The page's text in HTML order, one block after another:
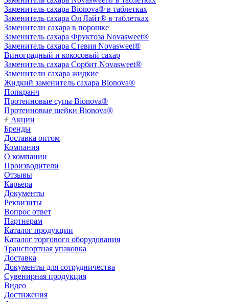
Заменитель сахара Bionova® в таблетках
Заменитель сахара Ол'Лайт® в таблетках
Заменители сахара в порошке
Заменитель сахара Фруктоза Novasweet®
Заменитель сахара Стевия Novasweet®
Виноградный и кокосовый сахар
Заменитель сахара Сорбит Novasweet®
Заменители сахара жидкие
Жидкий заменитель сахара Bionova®
Попкранч
Протеиновые супы Bionova®
Протеиновые шейки Bionova®
Акции
Бренды
Доставка оптом
Компания
О компании
Производители
Отзывы
Карьера
Документы
Реквизиты
Вопрос ответ
Партнерам
Каталог продукции
Каталог торгового оборудования
Транспортная упаковка
Доставка
Документы для сотрудничества
Сувенирная продукция
Видео
Достижения